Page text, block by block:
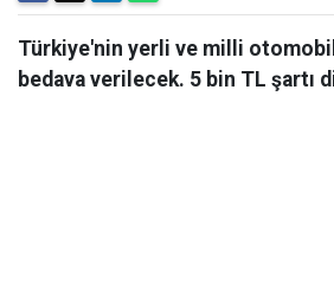
Türkiye'nin yerli ve milli
bedava verilecek. 5 bin TL şartı